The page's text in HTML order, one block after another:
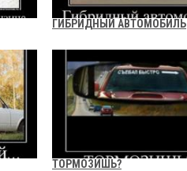
ГИБРИДНЫЙ АВТОМОБИЛЬ
ТОРМОЗИШЬ?